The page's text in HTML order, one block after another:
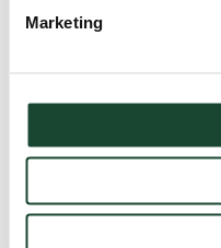
Marketing